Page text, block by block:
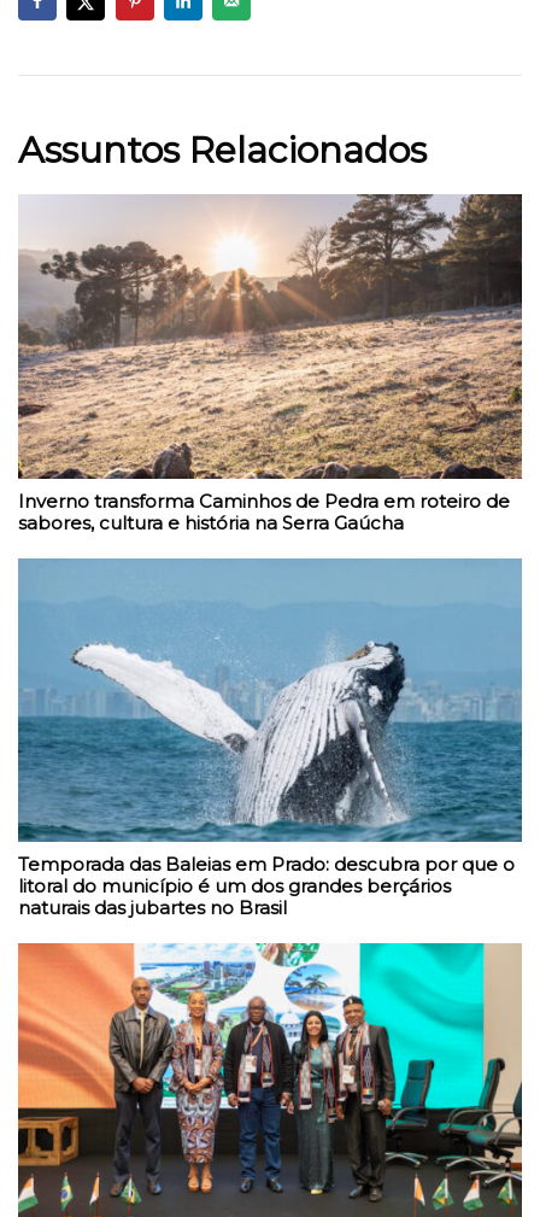
Assuntos Relacionados
Inverno transforma Caminhos de Pedra em roteiro de
sabores, cultura e história na Serra Gaúcha
Temporada das Baleias em Prado: descubra por que o
litoral do município é um dos grandes berçários
naturais das jubartes no Brasil